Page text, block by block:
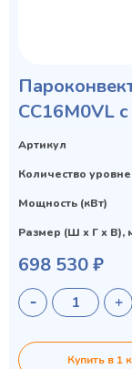
CC16M0VL
Артикул
Количество
Мощность (кВт)
Размер (Ш х Г х В),
698 530 ₽
Купить в 1